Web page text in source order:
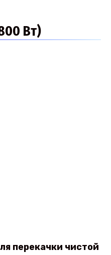
Вт)
перекачки чистой